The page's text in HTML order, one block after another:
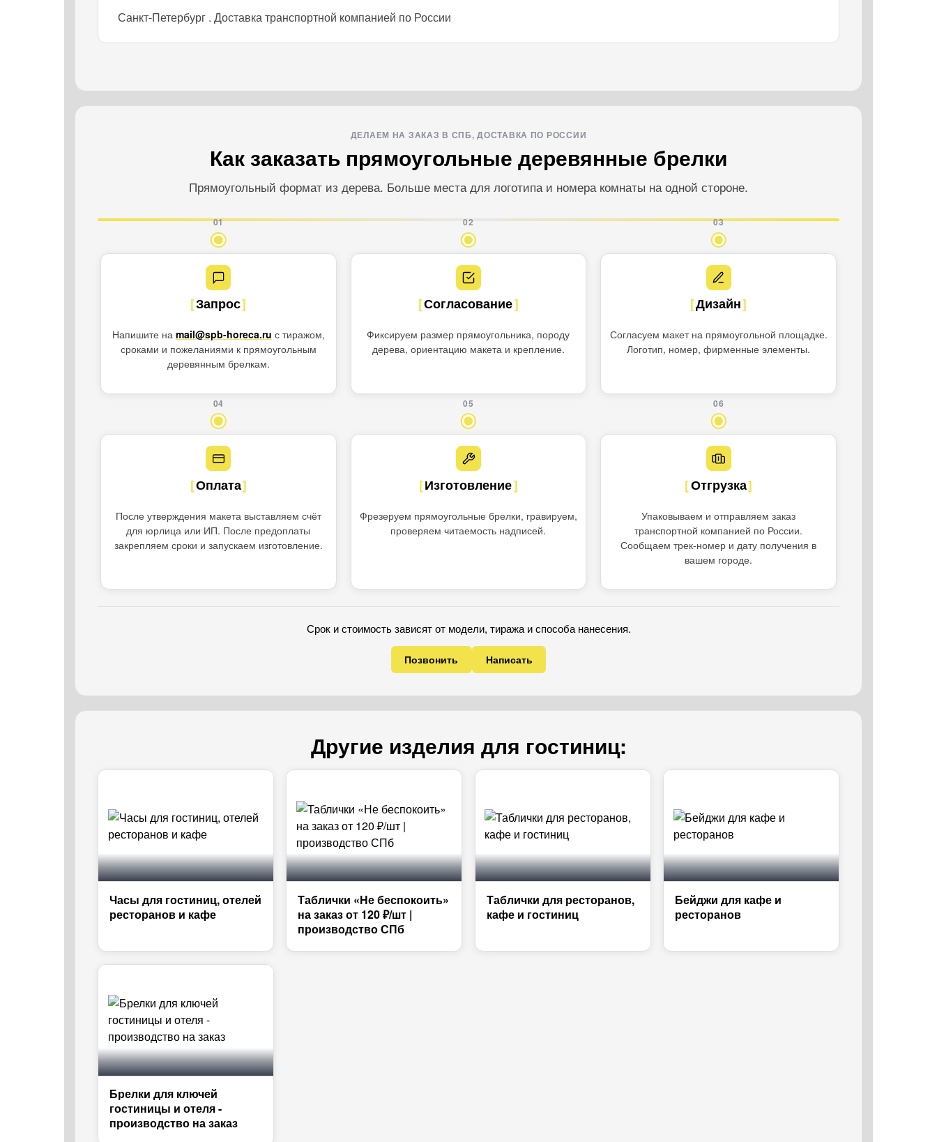
Санкт-Петербург . Доставка транспортной компанией по России
ДЕЛАЕМ НА ЗАКАЗ В СПБ, ДОСТАВКА ПО РОССИИ
Как заказать прямоугольные деревянные брелки
Прямоугольный формат из дерева. Больше места для логотипа и номера комнаты на одной стороне.
01
Запрос
Напишите на mail@spb-horeca.ru с тиражом,
сроками и пожеланиями к прямоугольным
деревянным брелкам.
02
Согласование
Фиксируем размер прямоугольника, породу
дерева, ориентацию макета и крепление.
03
Дизайн
Согласуем макет на прямоугольной площадке.
Логотип, номер, фирменные элементы.
04
Оплата
После утверждения макета выставляем счёт
для юрлица или ИП. После предоплаты
закрепляем сроки и запускаем изготовление.
05
Изготовление
Фрезеруем прямоугольные брелки, гравируем,
проверяем читаемость надписей.
06
Отгрузка
Упаковываем и отправляем заказ
транспортной компанией по России.
Сообщаем трек-номер и дату получения в
вашем городе.
Срок и стоимость зависят от модели, тиража и способа нанесения.
Позвонить Написать
Другие изделия для гостиниц:
Часы для гостиниц, отелей
ресторанов и кафе
Таблички «Не беспокоить»
на заказ от 120 ₽/шт |
производство СПб
Таблички для ресторанов,
кафе и гостиниц
Бейджи для кафе и
ресторанов
Брелки для ключей
гостиницы и отеля -
производство на заказ